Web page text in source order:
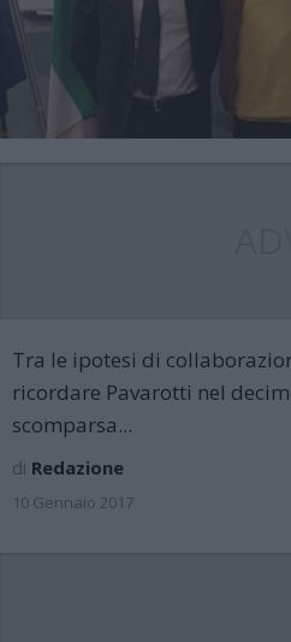
Tra le ipotesi di
ricordare Pavarotti nel
scomparsa...
di Redazione
10 Gennaio 2017